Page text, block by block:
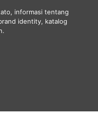
informasi tentang
identity, katalog